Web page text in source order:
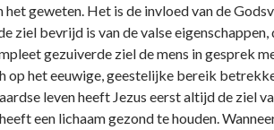
het geweten. Het is de invloed van de
ziel bevrijd is van de valse
gezuiverde ziel de mens in gesprek
op het eeuwige, geestelijke bereik
leven heeft Jezus eerst altijd de ziel
een lichaam gezond te houden.